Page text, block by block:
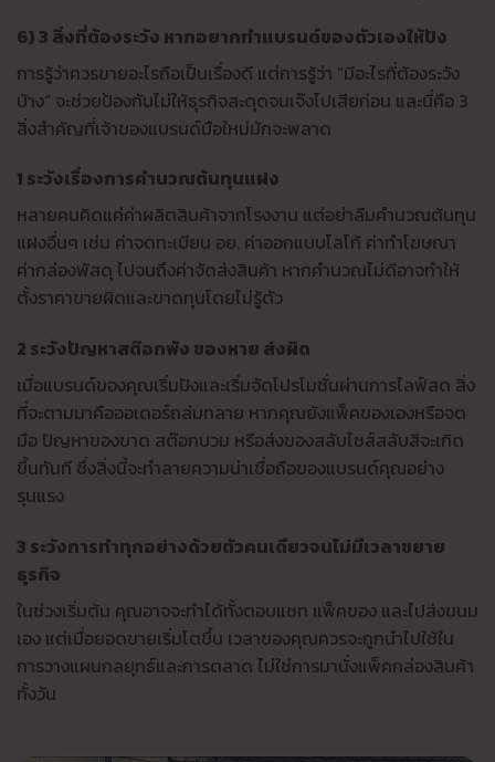
6) 3 สิ่งที่ต้องระวัง หากอยากทำแบรนด์ของตัวเองให้ปัง
การรู้ว่าควรขายอะไรถือเป็นเรื่องดี แต่การรู้ว่า “มีอะไรที่ต้องระวัง
บ้าง” จะช่วยป้องกันไม่ให้ธุรกิจสะดุดจนเจ๊งไปเสียก่อน และนี่คือ 3
สิ่งสำคัญที่เจ้าของแบรนด์มือใหม่มักจะพลาด
1 ระวังเรื่องการคำนวณต้นทุนแฝง
หลายคนคิดแค่ค่าผลิตสินค้าจากโรงงาน แต่อย่าลืมคำนวณต้นทุน
แฝงอื่นๆ เช่น ค่าจดทะเบียน อย. ค่าออกแบบโลโก้ ค่าทำโฆษณา
ค่ากล่องพัสดุ ไปจนถึงค่าจัดส่งสินค้า หากคำนวณไม่ดีอาจทำให้
ตั้งราคาขายผิดและขาดทุนโดยไม่รู้ตัว
2 ระวังปัญหาสต๊อกพัง ของหาย ส่งผิด
เมื่อแบรนด์ของคุณเริ่มปังและเริ่มจัดโปรโมชั่นผ่านการไลฟ์สด สิ่ง
ที่จะตามมาคือออเดอร์ถล่มทลาย หากคุณยังแพ็คของเองหรือจด
มือ ปัญหาของขาด สต๊อกบวม หรือส่งของสลับไซส์สลับสีจะเกิด
ขึ้นทันที ซึ่งสิ่งนี้จะทำลายความน่าเชื่อถือของแบรนด์คุณอย่าง
รุนแรง
3 ระวังการทำทุกอย่างด้วยตัวคนเดียวจนไม่มีเวลาขยาย
ธุรกิจ
ในช่วงเริ่มต้น คุณอาจจะทำได้ทั้งตอบแชท แพ็คของ และไปส่งขนม
เอง แต่เมื่อยอดขายเริ่มโตขึ้น เวลาของคุณควรจะถูกนำไปใช้ใน
การวางแผนกลยุทธ์และการตลาด ไม่ใช่การมานั่งแพ็คกล่องสินค้า
ทั้งวัน